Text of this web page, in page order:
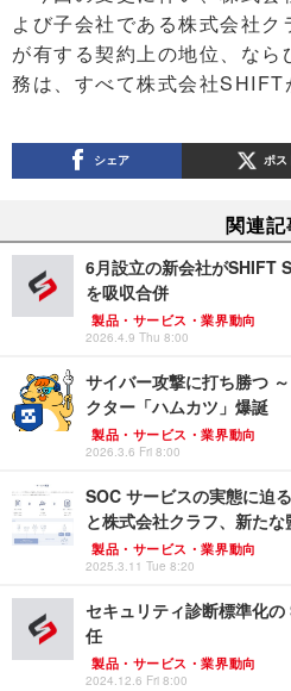
よび子会社である株式会社
が有する契約上の地位、な
務は、すべて株式会社SHIFT
シェア ポス
関連記
6月設立の新会社がSHIFT
を吸収合併
製品・サービス・業界動向
2026.4.9 Thu 8:00
サイバー攻撃に打ち勝つ
クター「ハムカツ」爆誕
製品・サービス・業界動向
2026.3.6 Fri 8:00
SOC サービスの実態に迫
と株式会社クラフ、新た
製品・サービス・業界動向
2025.3.11 Tue 8:20
セキュリティ診断標準化
任
製品・サービス・業界動向
2024.12.6 Fri 8:00